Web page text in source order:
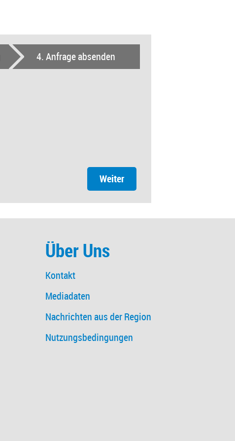
4. Anfrage absenden
Über Uns
Kontakt
Mediadaten
Nachrichten aus der Region
Nutzungsbedingungen